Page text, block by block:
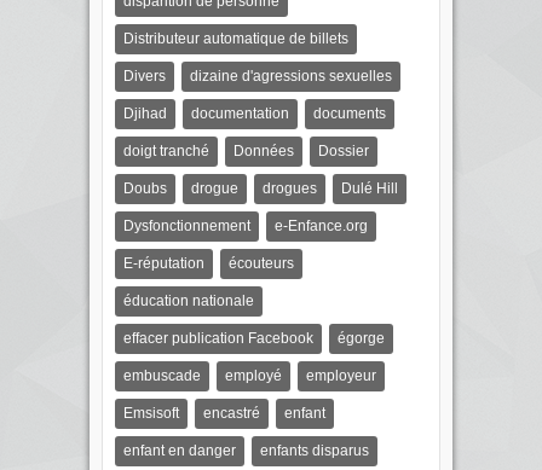
Distributeur automatique de billets
Divers dizaine d'agressions sexuelles
Djihad documentation documents
doigt tranché Données Dossier
Doubs drogue drogues Dulé Hill
Dysfonctionnement e-Enfance.org
E-réputation écouteurs
éducation nationale
effacer publication Facebook égorge
embuscade employé employeur
Emsisoft encastré enfant
enfant en danger enfants disparus